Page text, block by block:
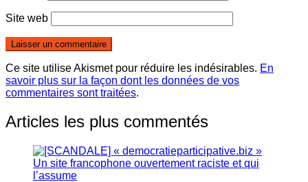
Site web
Ce site utilise Akismet pour réduire les indésirables. En
savoir plus sur la façon dont les données de vos
commentaires sont traitées.
Articles les plus commentés